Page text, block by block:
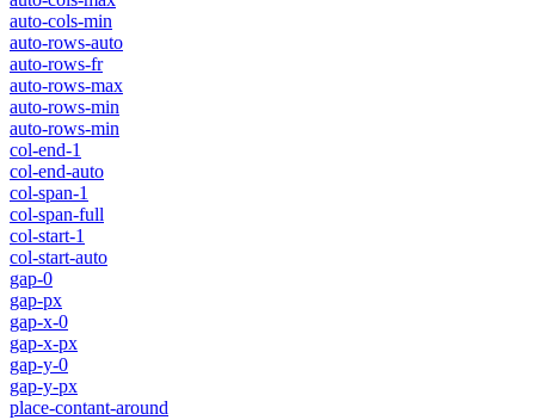
auto-cols-min
auto-rows-auto
auto-rows-fr
auto-rows-max
auto-rows-min
auto-rows-min
col-end-1
col-end-auto
col-span-1
col-span-full
col-start-1
col-start-auto
gap-0
gap-px
gap-x-0
gap-x-px
gap-y-0
gap-y-px
place-contant-around